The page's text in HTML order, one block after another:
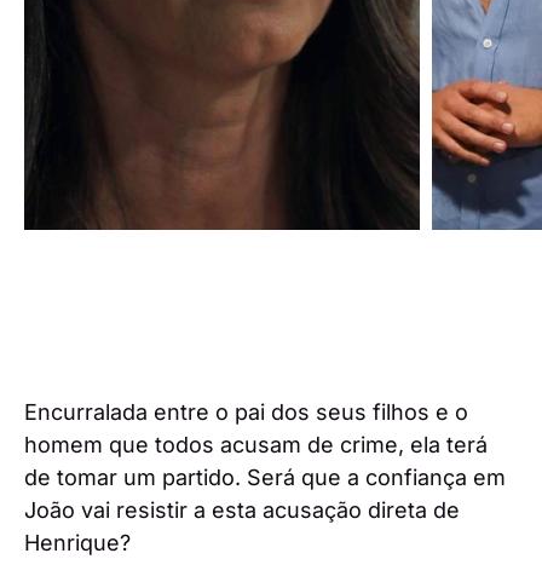
Encurralada entre o pai dos seus filhos e o
homem que todos acusam de crime, ela terá
de tomar um partido. Será que a confiança em
João vai resistir a esta acusação direta de
Henrique?